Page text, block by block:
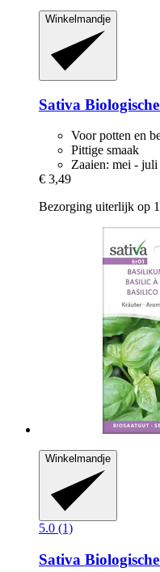
Winkelmandje
Sativa
Voor potten en
Pittige smaak
Zaaien: mei - juli
€ 3,49
Bezorging uiterlijk op
Winkelmandje
5.0 (1)
Sativa